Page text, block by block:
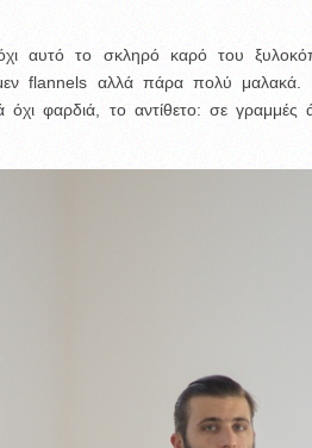
αυτό το σκληρό καρό του
μεν flannels αλλά πάρα πολύ μαλακά.
φαρδιά, το αντίθετο: σε γραμμές